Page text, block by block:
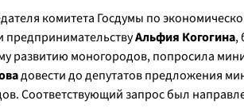
комитета Госдумы по
предпринимательствуАльфия Когогина,
развитию моногородов, попросила
довести до депутатов предложения
Соответствующий запрос был